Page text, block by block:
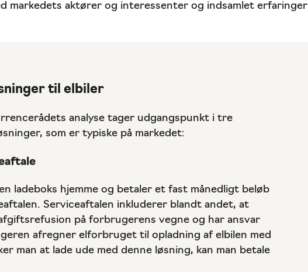
markedets aktører og interessenter og indsamlet erfaringer
til elbiler
analyse tager udgangspunkt i tre
som er typiske på markedet:
ladeboks hjemme og betaler et fast månedligt beløb
Serviceaftalen inkluderer blandt andet, at
på forbrugerens vegne og har ansvar
afregner elforbruget til opladning af elbilen med
man at lade ude med denne løsning, kan man betale